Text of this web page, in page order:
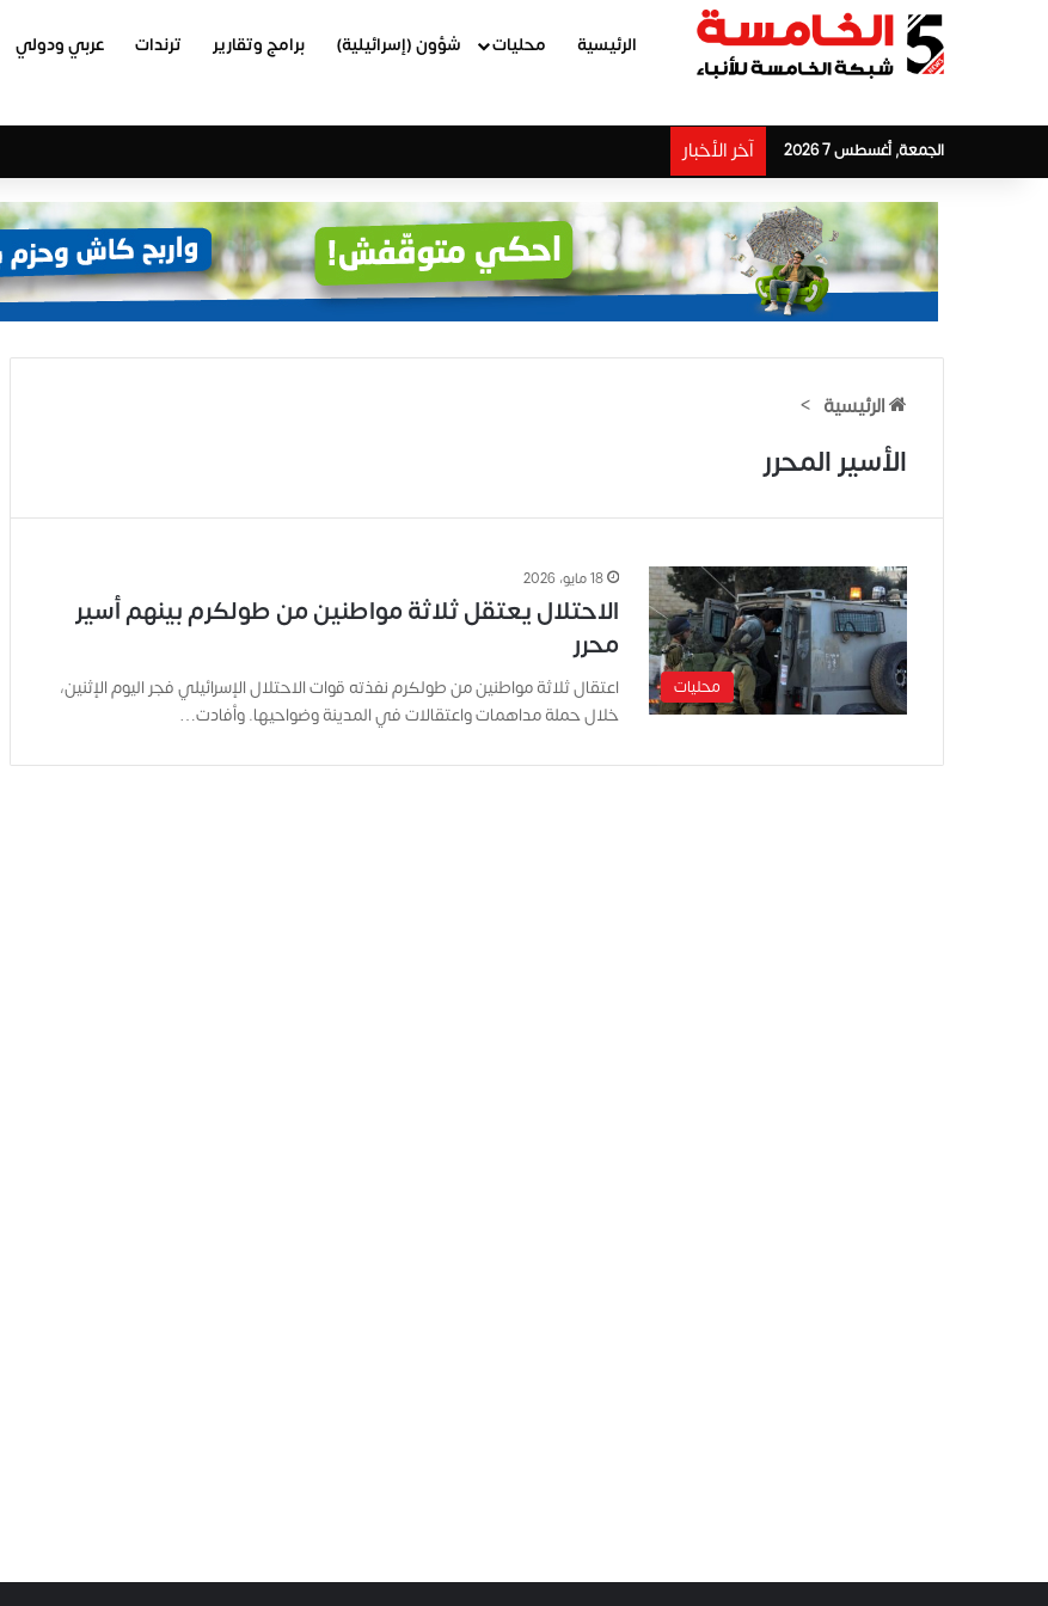
الرئيسية محليات شؤون (إسرائيلية) برامج وتقارير ترندات عربي ودولي
الجمعة, أغسطس 7 2026 آخر الأخبار
الرئيسية >
الأسير المحرر
محليات
18 مايو، 2026
الاحتلال يعتقل ثلاثة مواطنين من طولكرم بينهم أسير
محرر
اعتقال ثلاثة مواطنين من طولكرم نفذته قوات الاحتلال الإسرائيلي فجر اليوم الإثنين،
خلال حملة مداهمات واعتقالات في المدينة وضواحيها. وأفادت…